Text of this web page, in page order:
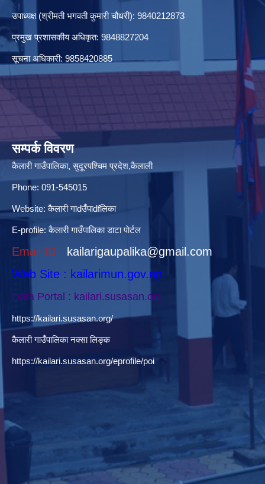
उपाध्यक्ष (श्रीमती भगवती कुमारी चौधरी): 9840212873
प्रमुख प्रशासकीय अधिकृत: 9848827204
सूचना अधिकारी: 9858420885
सम्पर्क विवरण
कैलारी गाउँपालिका, सुदूरपश्चिम प्रदेश,कैलाली
Phone: 091-545015
Website:कैलारी गाdउँपाdfलिका
E-profile:कैलारी गाउँपालिका डाटा पाेर्टल
Email ID : kailarigaupalika@gmail.com
Web Site : kailarimun.gov.np
Data Portal : kailari.susasan.org
https://kailari.susasan.org/
कैलारी गाउँपालिका नक्सा लिङ्क
https://kailari.susasan.org/eprofile/poi